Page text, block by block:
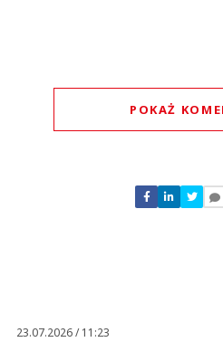
POKAŻ
Nie znaleziono
Zostaw swoje
23.07.2026 / 11:23